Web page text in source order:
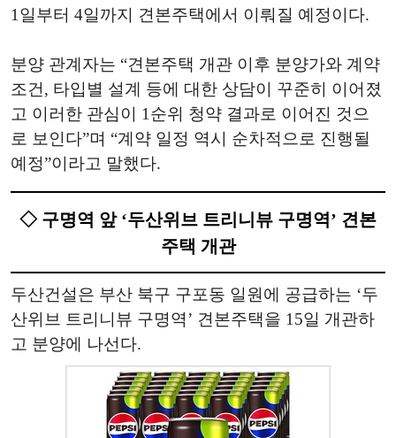
1일부터 4일까지 견본주택에서 이뤄질 예정이다.
분양 관계자는 “견본주택 개관 이후 분양가와 계약
조건, 타입별 설계 등에 대한 상담이 꾸준히 이어졌
고 이러한 관심이 1순위 청약 결과로 이어진 것으
로 보인다”며 “계약 일정 역시 순차적으로 진행될
예정”이라고 말했다.
◇ 구명역 앞 ‘두산위브 트리니뷰 구명역’ 견본
주택 개관
두산건설은 부산 북구 구포동 일원에 공급하는 ‘두
산위브 트리니뷰 구명역’ 견본주택을 15일 개관하
고 분양에 나선다.